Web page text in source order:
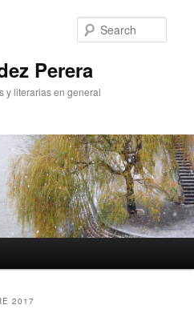
Perera
y literarias en general
2017